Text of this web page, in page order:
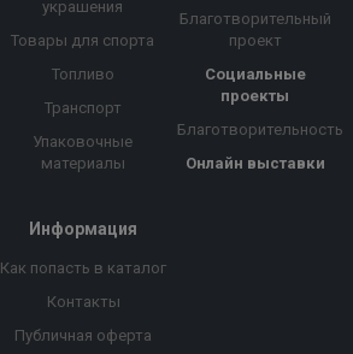
украшения
Товары для спорта
Топливо
Транспорт
Упаковочные
материалы
Благотворительный
проект
Социальные
проекты
Благотворительность
Онлайн выставки
Информация
Как попасть в каталог
Контакты
Публичная оферта